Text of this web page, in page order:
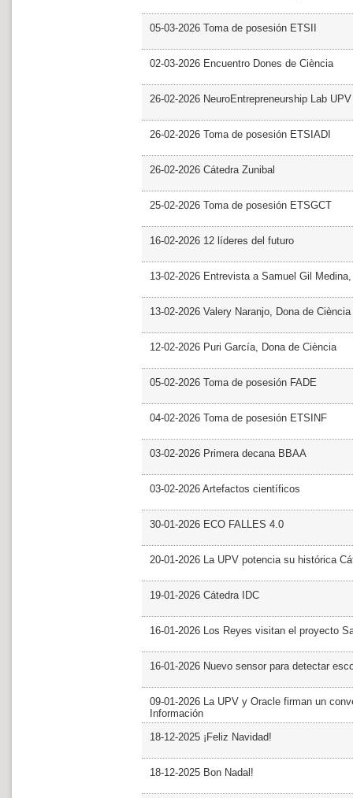
05-03-2026 Toma de posesión ETSII
02-03-2026 Encuentro Dones de Ciència
26-02-2026 NeuroEntrepreneurship Lab UPV
26-02-2026 Toma de posesión ETSIADI
26-02-2026 Cátedra Zunibal
25-02-2026 Toma de posesión ETSGCT
16-02-2026 12 líderes del futuro
13-02-2026 Entrevista a Samuel Gil
13-02-2026 Valery Naranjo, Dona de Ciència
12-02-2026 Puri García, Dona de Ciència
05-02-2026 Toma de posesión FADE
04-02-2026 Toma de posesión ETSINF
03-02-2026 Primera decana BBAA
03-02-2026 Artefactos científicos
30-01-2026 ECO FALLES 4.0
20-01-2026 La UPV potencia su histórica
19-01-2026 Cátedra IDC
16-01-2026 Los Reyes visitan el proyecto
16-01-2026 Nuevo sensor para detectar
09-01-2026 La UPV y Oracle firman un
Información
18-12-2025 ¡Feliz Navidad!
18-12-2025 Bon Nadal!